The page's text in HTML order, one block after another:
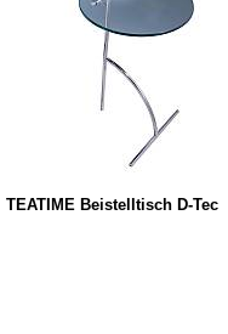
TEATIME Beistelltisch D-Tec